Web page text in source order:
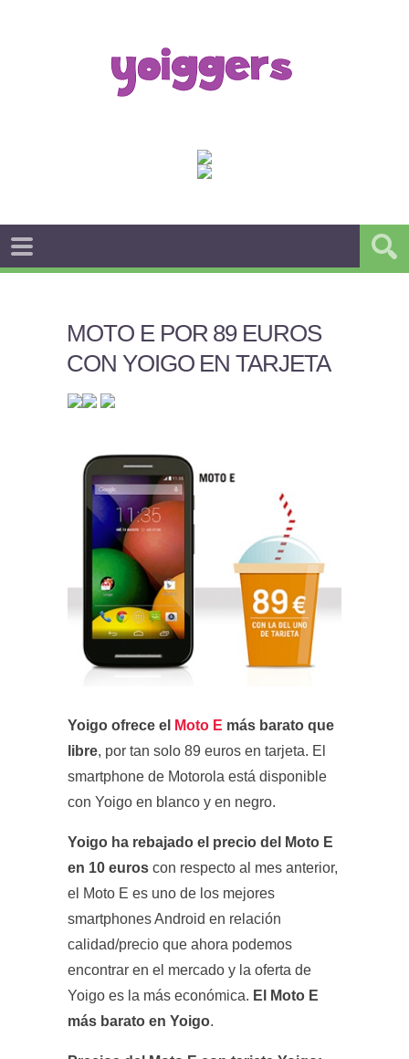
MOTO E POR 89 EUROS
CON YOIGO EN TARJETA
Yoigo ofrece el Moto E más barato que
libre, por tan solo 89 euros en tarjeta. El
smartphone de Motorola está disponible
con Yoigo en blanco y en negro.
Yoigo ha rebajado el precio del Moto E
en 10 euros con respecto al mes anterior,
el Moto E es uno de los mejores
smartphones Android en relación
calidad/precio que ahora podemos
encontrar en el mercado y la oferta de
Yoigo es la más económica. El Moto E
más barato en Yoigo.